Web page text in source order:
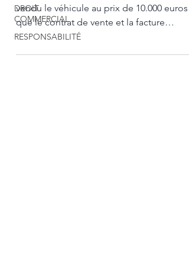
DROIT
COMMERCIAL
RESPONSABILITÉ
vendu le véhicule au prix de 10.000 euros et
que le contrat de vente et la facture
indiquaient